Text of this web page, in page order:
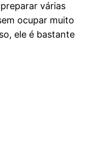
várias
ocupar muito
ele é bastante